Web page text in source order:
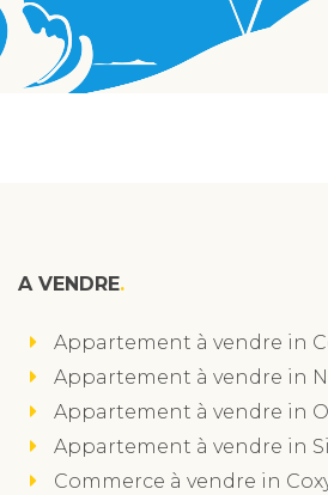
A VENDRE
Appartement à vendre in
Appartement à vendre in
Appartement à vendre in
Appartement à vendre in
Commerce à vendre in